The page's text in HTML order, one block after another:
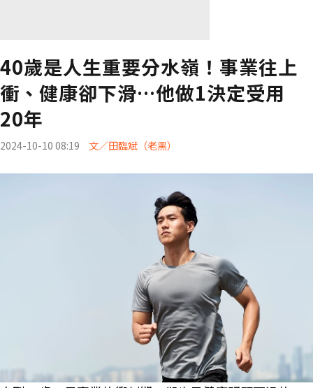
40歲是人生重要分水嶺！事業往上
衝、健康卻下滑…他做1決定受用
20年
2024-10-10 08:19 文／田臨斌（老黑）